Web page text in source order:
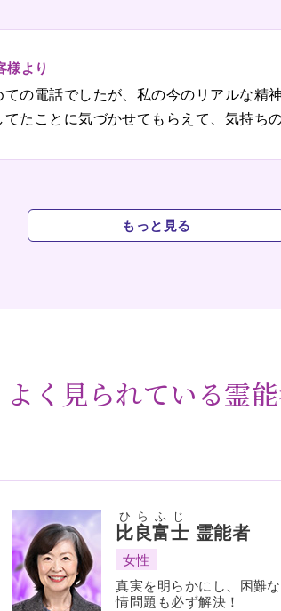
様より
の電話でしたが、私の今のリアルな精
たことに気づかせてもらえて、気持ち
もっと見る
よく見られている霊
比良富士
ひらふじ
霊能者
女性
真実を明らかにし、困難
情問題も必ず解決！